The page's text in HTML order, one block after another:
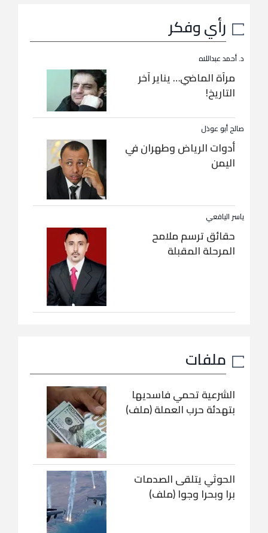
رأي وفكر
د. أحمد عبداللاه
مرآة الماضي… يناير آخر
التاريخ!
صالح أبو عوذل
أدوات الرياض وطهران في
اليمن
ياسر اليافعي
حقائق ترسم ملامح
المرحلة المقبلة
ملفات
الشرعية تحمي فاسديها
بتهدئة حرب العملة (ملف)
الحوثي يتلقى الصدمات
برا وبحرا وجوا (ملف)